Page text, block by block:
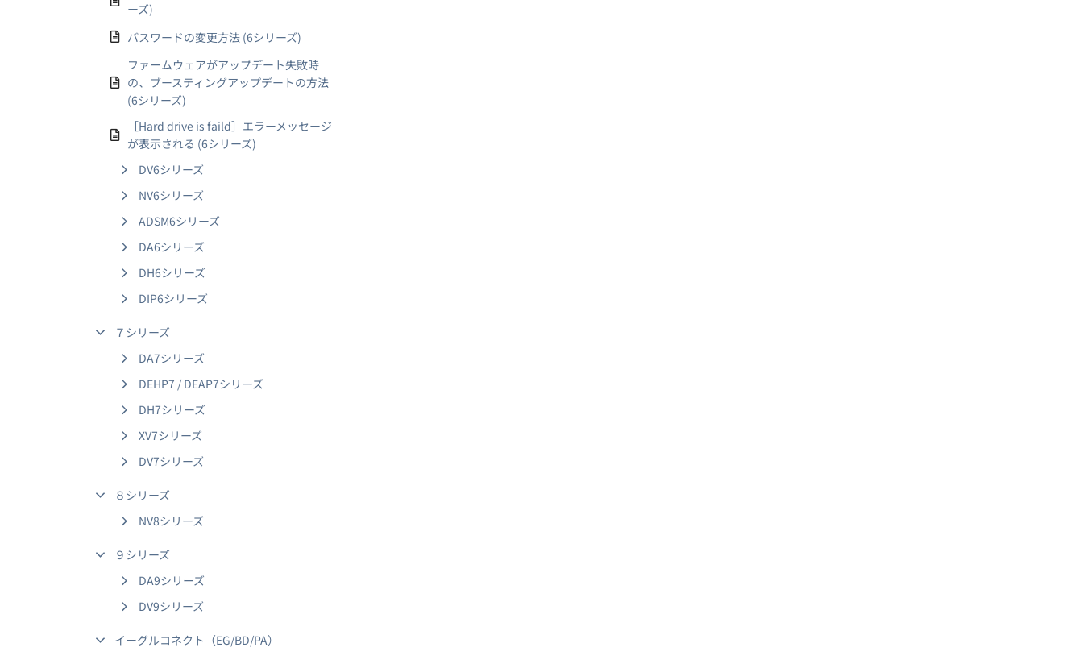
ーズ)
パスワードの変更方法 (6シリーズ)
ファームウェアがアップデート失敗時
の、ブースティングアップデートの方法
(6シリーズ)
［Hard drive is faild］エラーメッセージ
が表示される (6シリーズ)
DV6シリーズ
NV6シリーズ
ADSM6シリーズ
DA6シリーズ
DH6シリーズ
DIP6シリーズ
７シリーズ
DA7シリーズ
DEHP7 / DEAP7シリーズ
DH7シリーズ
XV7シリーズ
DV7シリーズ
８シリーズ
NV8シリーズ
９シリーズ
DA9シリーズ
DV9シリーズ
イーグルコネクト（EG/BD/PA）